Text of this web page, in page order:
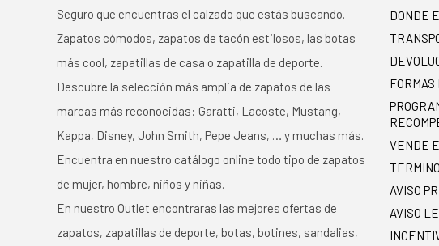
Seguro que encuentras el calzado que estás buscando.
Zapatos cómodos, zapatos de tacón estilosos, las botas
más cool, zapatillas de casa o zapatilla de deporte.
Descubre la selección más amplia de zapatos de las
marcas más reconocidas: Garatti, Lacoste, Mustang,
Kappa, Disney, John Smith, Pepe Jeans, … y muchas más.
Encuentra en nuestro catálogo online todo tipo de zapatos
de mujer, hombre, niños y niñas.
En nuestro Outlet encontraras las mejores ofertas de
zapatos, zapatillas de deporte, botas, botines, sandalias,
DONDE
FORMAS
VENDE
AVISO
AVISO